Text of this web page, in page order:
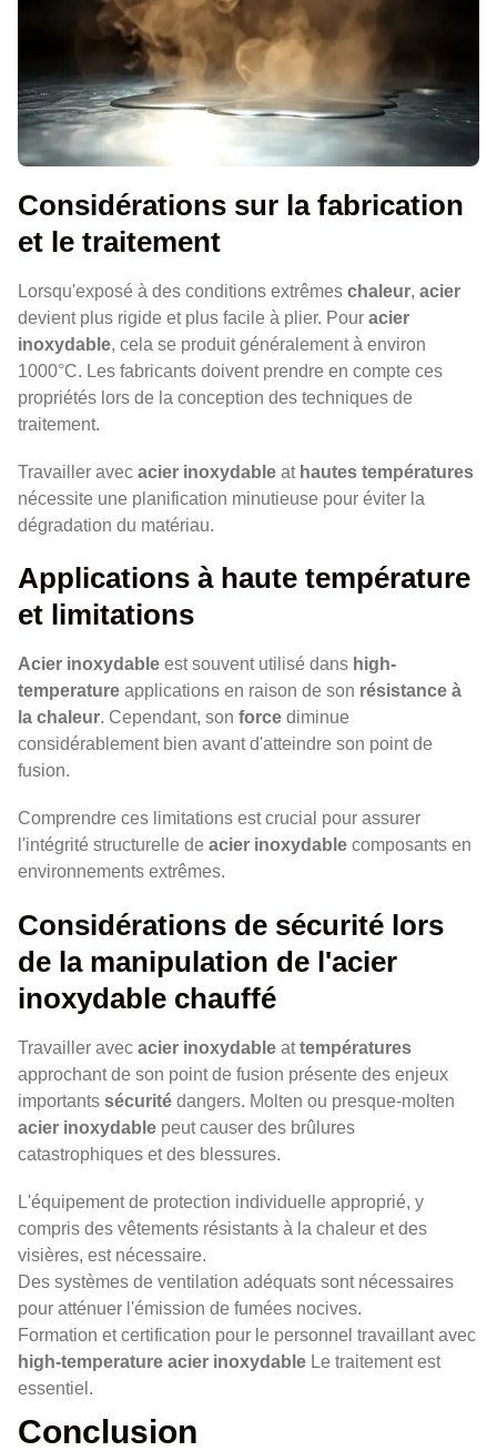
Considérations sur la fabrication
et le traitement
Lorsqu'exposé à des conditions extrêmes chaleur, acier
devient plus rigide et plus facile à plier. Pour acier
inoxydable, cela se produit généralement à environ
1000°C. Les fabricants doivent prendre en compte ces
propriétés lors de la conception des techniques de
traitement.
Travailler avec acier inoxydable at hautes températures
nécessite une planification minutieuse pour éviter la
dégradation du matériau.
Applications à haute température
et limitations
Acier inoxydable est souvent utilisé dans high-
temperature applications en raison de son résistance à
la chaleur. Cependant, son force diminue
considérablement bien avant d'atteindre son point de
fusion.
Comprendre ces limitations est crucial pour assurer
l'intégrité structurelle de acier inoxydable composants en
environnements extrêmes.
Considérations de sécurité lors
de la manipulation de l'acier
inoxydable chauffé
Travailler avec acier inoxydable attempératures
approchant de son point de fusion présente des enjeux
importants sécurité dangers. Molten ou presque-molten
acier inoxydable peut causer des brûlures
catastrophiques et des blessures.
L'équipement de protection individuelle approprié, y
compris des vêtements résistants à la chaleur et des
visières, est nécessaire.
Des systèmes de ventilation adéquats sont nécessaires
pour atténuer l'émission de fumées nocives.
Formation et certification pour le personnel travaillant avec
high-temperature acier inoxydable Le traitement est
essentiel.
Conclusion